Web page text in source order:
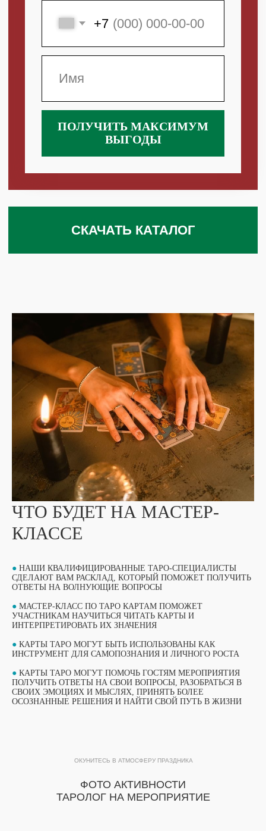
СКАЧАТЬ КАТАЛОГ
ЧТО БУДЕТ НА МАСТЕР-
КЛАССЕ
● НАШИ КВАЛИФИЦИРОВАННЫЕ ТАРО-СПЕЦИАЛИСТЫ
СДЕЛАЮТ ВАМ РАСКЛАД, КОТОРЫЙ ПОМОЖЕТ ПОЛУЧИТЬ
ОТВЕТЫ НА ВОЛНУЮЩИЕ ВОПРОСЫ
● МАСТЕР-КЛАСС ПО ТАРО КАРТАМ ПОМОЖЕТ
УЧАСТНИКАМ НАУЧИТЬСЯ ЧИТАТЬ КАРТЫ И
ИНТЕРПРЕТИРОВАТЬ ИХ ЗНАЧЕНИЯ
● КАРТЫ ТАРО МОГУТ БЫТЬ ИСПОЛЬЗОВАНЫ КАК
ИНСТРУМЕНТ ДЛЯ САМОПОЗНАНИЯ И ЛИЧНОГО РОСТА
● КАРТЫ ТАРО МОГУТ ПОМОЧЬ ГОСТЯМ МЕРОПРИЯТИЯ
ПОЛУЧИТЬ ОТВЕТЫ НА СВОИ ВОПРОСЫ, РАЗОБРАТЬСЯ В
СВОИХ ЭМОЦИЯХ И МЫСЛЯХ, ПРИНЯТЬ БОЛЕЕ
ОСОЗНАННЫЕ РЕШЕНИЯ И НАЙТИ СВОЙ ПУТЬ В ЖИЗНИ
ФОТО АКТИВНОСТИ
ТАРОЛОГ НА МЕРОПРИЯТИЕ
ОКУНИТЕСЬ В АТМОСФЕРУ ПРАЗДНИКА
ФОРМАТЫ ПРОВЕДЕНИЯ
МАСТЕР-КЛАССА
ПОДРОБНЫЙ ФОРМАТ МАСТЕР-КЛАССА
ПРОДОЛЖИТЕЛЬНОСТЬЮ 1 ЧАС. ДО 15
УЧАСТНИКОВ В ГРУППЕ ПРИ РАБОТЕ ОДНОГО
ВЫБЕРИТЕ СВОЙ МАСТЕР-КЛАСС
ПОТОКОВЫЙ ФОРМАТ